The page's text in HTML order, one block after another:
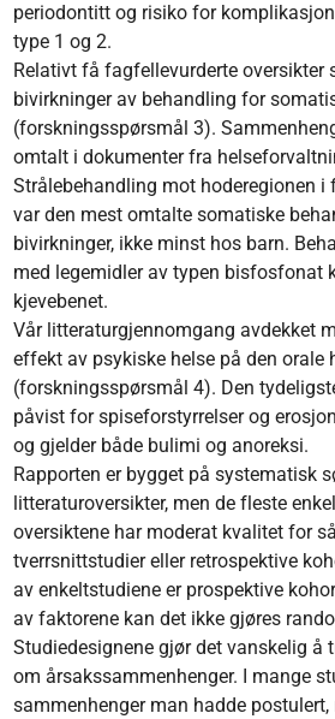
periodontitt og risiko for
type 1 og 2.
Relativt få fagfellevurderte oversikter
bivirkninger av behandling for
(forskningsspørsmål 3).
omtalt i dokumenter fra
Strålebehandling mot hoderegionen i
var den mest omtalte somatiske
bivirkninger, ikke minst hos barn.
med legemidler av typen bisfosfonat
kjevebenet.
Vår litteraturgjennomgang avdekket
effekt av psykiske helse på den orale
(forskningsspørsmål 4). Den
påvist for spiseforstyrrelser og
og gjelder både bulimi og anoreksi.
Rapporten er bygget på systematisk
litteraturoversikter, men de fleste
oversiktene har moderat kvalitet for
tverrsnittstudier eller retrospektive
av enkeltstudiene er prospektive
av faktorene kan det ikke gjøres
Studiedesignene gjør det vanskelig å
om årsakssammenhenger. I mange
sammenhenger man hadde